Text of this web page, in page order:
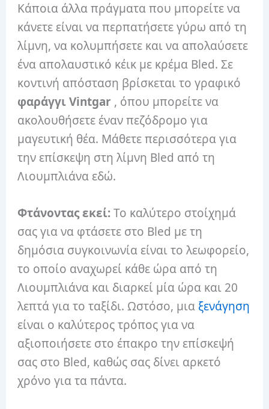
Κάποια άλλα πράγματα που μπορείτε να
κάνετε είναι να περπατήσετε γύρω από τη
λίμνη, να κολυμπήσετε και να απολαύσετε
ένα απολαυστικό κέικ με κρέμα Bled. Σε
κοντινή απόσταση βρίσκεται το γραφικό
φαράγγι Vintgar , όπου μπορείτε να
ακολουθήσετε έναν πεζόδρομο για
μαγευτική θέα. Μάθετε περισσότερα για
την επίσκεψη στη λίμνη Bled από τη
Λιουμπλιάνα εδώ.
Φτάνοντας εκεί:Το καλύτερο στοίχημά
σας για να φτάσετε στο Bled με τη
δημόσια συγκοινωνία είναι το λεωφορείο,
το οποίο αναχωρεί κάθε ώρα από τη
Λιουμπλιάνα και διαρκεί μία ώρα και 20
λεπτά για το ταξίδι. Ωστόσο, μια ξενάγηση
είναι ο καλύτερος τρόπος για να
αξιοποιήσετε στο έπακρο την επίσκεψή
σας στο Bled, καθώς σας δίνει αρκετό
χρόνο για τα πάντα.